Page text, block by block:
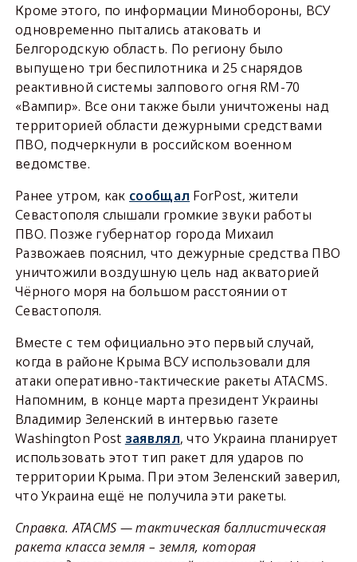
Кроме этого, по информации Минобороны, ВСУ
одновременно пытались атаковать и
Белгородскую область. По региону было
выпущено три беспилотника и 25 снарядов
реактивной системы залпового огня RM-70
«Вампир». Все они также были уничтожены над
территорией области дежурными средствами
ПВО, подчеркнули в российском военном
ведомстве.
Ранее утром, как сообщал ForPost, жители
Севастополя слышали громкие звуки работы
ПВО. Позже губернатор города Михаил
Развожаев пояснил, что дежурные средства ПВО
уничтожили воздушную цель над акваторией
Чёрного моря на большом расстоянии от
Севастополя.
Вместе с тем официально это первый случай,
когда в районе Крыма ВСУ использовали для
атаки оперативно-тактические ракеты ATACMS.
Напомним, в конце марта президент Украины
Владимир Зеленский в интервью газете
Washington Post заявлял, что Украина планирует
использовать этот тип ракет для ударов по
территории Крыма. При этом Зеленский заверил,
что Украина ещё не получила эти ракеты.
Справка. ATACMS — тактическая баллистическая
ракета класса земля – земля, которая